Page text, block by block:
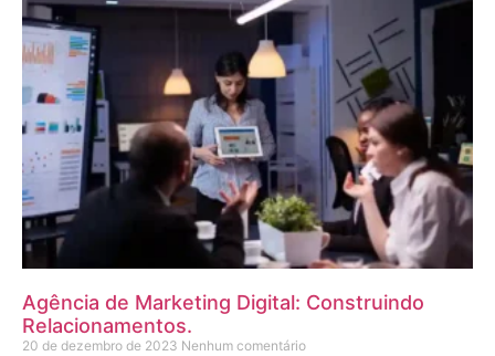
Agência de Marketing Digital: Construindo
Relacionamentos.
20 de dezembro de 2023 Nenhum comentário